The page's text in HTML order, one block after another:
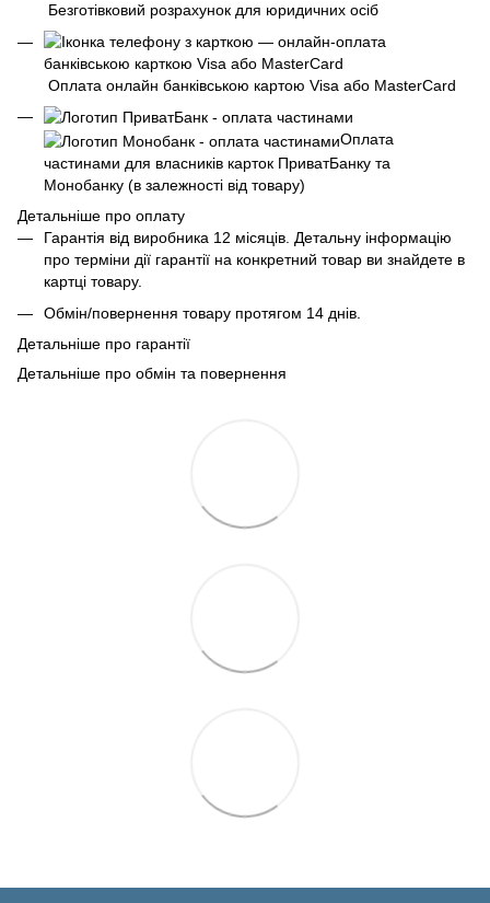
Безготівковий розрахунок для юридичних осіб
Оплата онлайн банківською картою Visa або MasterCard
Оплата
частинами для власників карток ПриватБанку та
Монобанку (в залежності від товару)
Детальніше про оплату
Гарантія від виробника 12 місяців. Детальну інформацію
про терміни дії гарантії на конкретний товар ви знайдете в
картці товару.
Обмін/повернення товару протягом 14 днів.
Детальніше про гарантії
Детальніше про обмін та повернення